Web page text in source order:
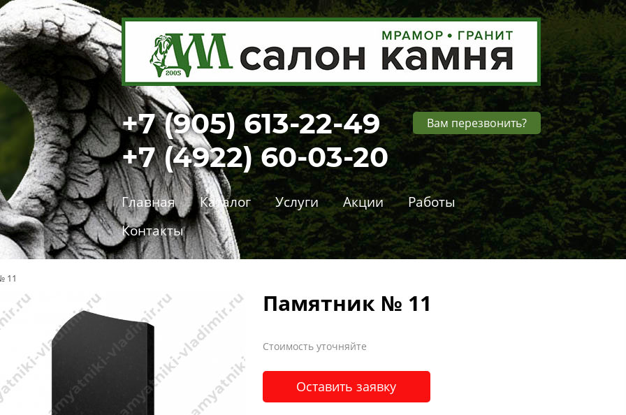
+7 (905) 613-22-49
+7 (4922) 60-03-20
Вам перезвонить?
Главная Каталог Услуги Акции
Работы
Контакты
11
Памятник № 11
Стоимость уточняйте
Оставить заявку